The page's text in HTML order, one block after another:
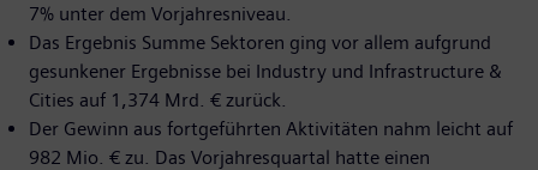
7% unter dem Vorjahresniveau.
Das Ergebnis Summe Sektoren ging vor allem aufgrund
gesunkener Ergebnisse bei Industry und Infrastructure &
Cities auf 1,374 Mrd. € zurück.
Der Gewinn aus fortgeführten Aktivitäten nahm leicht auf
982 Mio. € zu. Das Vorjahresquartal hatte einen